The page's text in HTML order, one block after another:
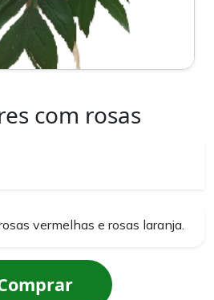
com rosas
vermelhas e rosas laranja.